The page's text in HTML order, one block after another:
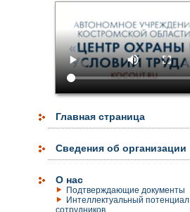
Главная страница
Сведения об организации
О нас
Подтверждающие документы
Интеллектуальный потенциал
сотрудников